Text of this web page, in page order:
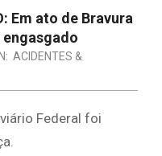
Em ato de Bravura
engasgado
IN: ACIDENTES &
Federal foi